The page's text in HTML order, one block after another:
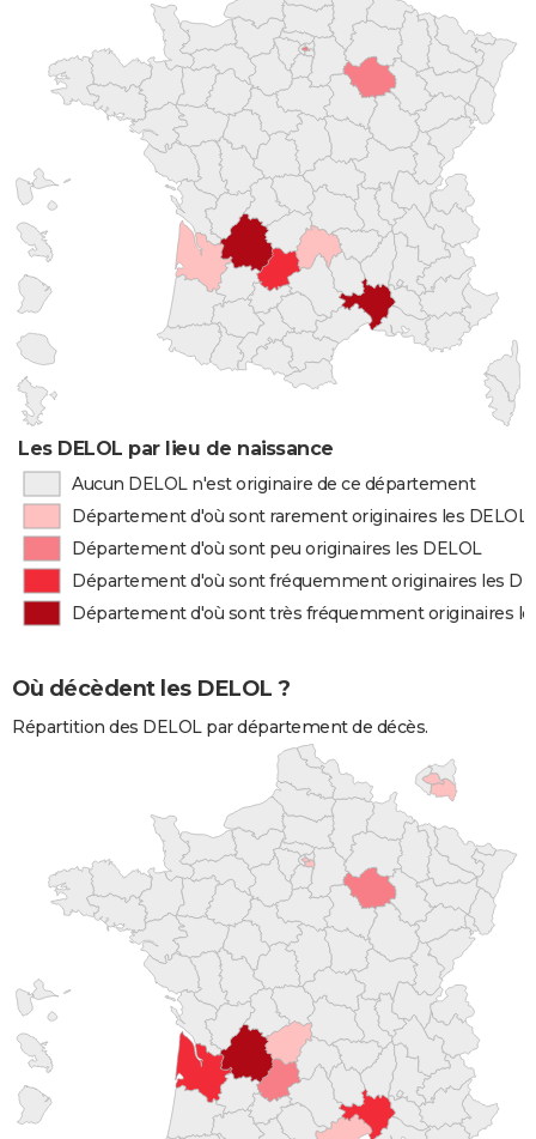
Les DELOL par lieu de naissance
Aucun DELOL n'est originaire de ce département
Département d'où sont rarement originaires les DELOL
Département d'où sont peu originaires les DELOL
Département d'où sont fréquemment originaires les
Département d'où sont très fréquemment originaires
Où décèdent les DELOL ?
Répartition des DELOL par département de décès.